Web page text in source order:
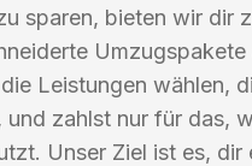
sparen, bieten wir dir
Umzugspakete
Leistungen wählen,
und zahlst nur für das,
Unser Ziel ist es, dir